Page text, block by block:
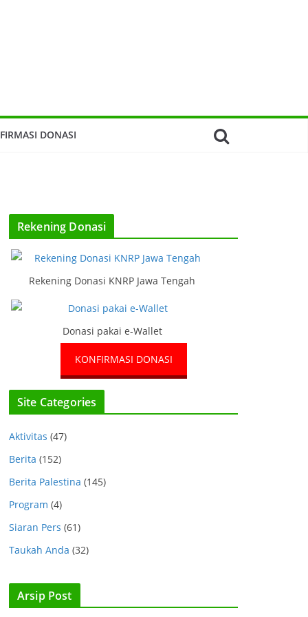
DONASI
Rekening Donasi
Rekening Donasi KNRP Jawa Tengah
Donasi pakai e-Wallet
KONFIRMASI DONASI
Site Categories
Aktivitas (47)
Berita (152)
Berita Palestina (145)
Program (4)
Siaran Pers (61)
Taukah Anda (32)
Arsip Post